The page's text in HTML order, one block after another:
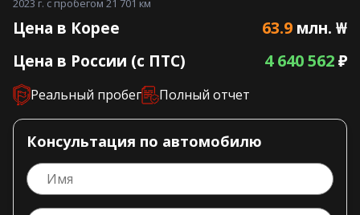
2023 г. с пробегом 21 701 км
Цена в Корее 63.9 млн. ₩
Цена в России (с ПТС)
4 640 562₽
Реальный пробег Полный отчет
Консультация по автомобилю